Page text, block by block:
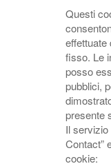
Questi
effettuate
fisso. Le
posso
pubblici,
presente
Il
Contact”
cookie: